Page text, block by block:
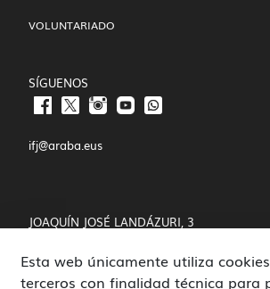
VOLUNTARIADO
SÍGUENOS
ifj@araba.eus
JOAQUÍN JOSÉ LANDÁZURI, 3
01008 VITORIA-GASTEIZ
Esta web únicamente utiliza
terceros con finalidad técnica para